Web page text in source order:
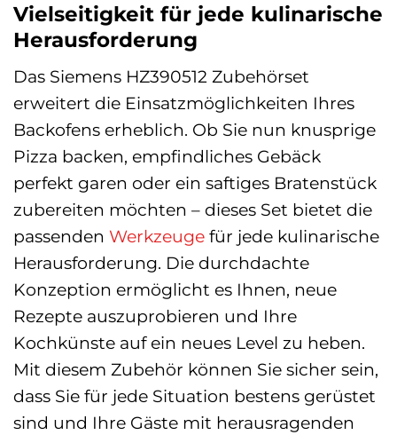
Vielseitigkeit für jede kulinarische
Herausforderung
Das Siemens HZ390512 Zubehörset
erweitert die Einsatzmöglichkeiten Ihres
Backofens erheblich. Ob Sie nun knusprige
Pizza backen, empfindliches Gebäck
perfekt garen oder ein saftiges Bratenstück
zubereiten möchten – dieses Set bietet die
passenden Werkzeuge für jede kulinarische
Herausforderung. Die durchdachte
Konzeption ermöglicht es Ihnen, neue
Rezepte auszuprobieren und Ihre
Kochkünste auf ein neues Level zu heben.
Mit diesem Zubehör können Sie sicher sein,
dass Sie für jede Situation bestens gerüstet
sind und Ihre Gäste mit herausragenden